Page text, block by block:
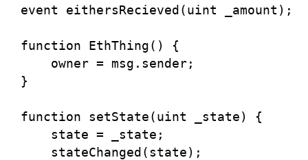
  event eithersRecieved(uint _amount);
  function EthThing() {
      owner = msg.sender;
  }
  function setState(uint _state) {
      state = _state;
      stateChanged(state);